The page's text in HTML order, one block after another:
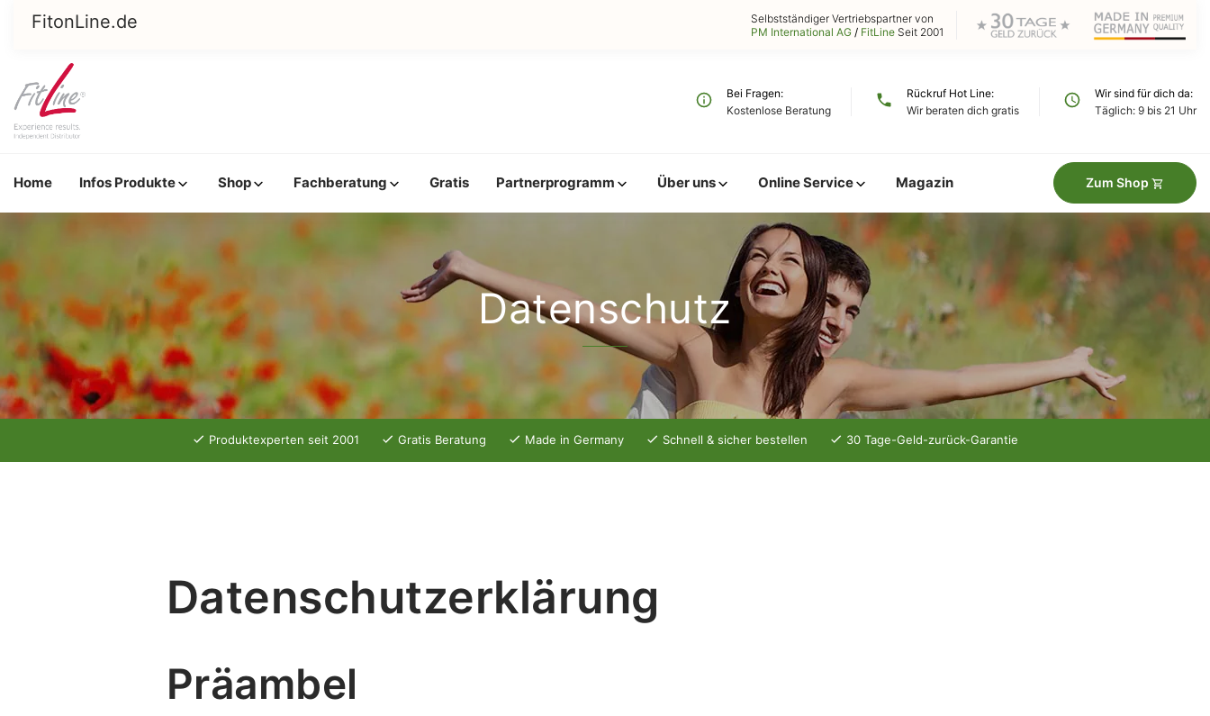
FitonLine.de
Selbstständiger Vertriebspartner von
PM International AG / FitLine Seit 2001
Bei Fragen
Kostenlose Beratung
Rückruf Hot Line
Wir beraten dich gratis
Wir sind für dich da
Täglich: 9 bis 21 Uhr
Zum Shop
Home Infos Produkte Shop Fachberatung Gratis Partnerprogramm Über uns Online Service Magazin
Datenschutz
Produktexperten seit 2001 Gratis Beratung Made in Germany Schnell & sicher bestellen 30 Tage-Geld-zurück-Garantie
Datenschutz­erklärung
Präambel